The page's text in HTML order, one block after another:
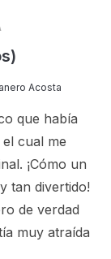
Acosta
que había
cual me
¡Cómo un
tan divertido!
de verdad
muy atraída